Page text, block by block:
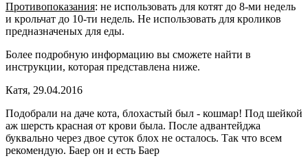
Противопоказания: не использовать для котят до 8-ми недель
и крольчат до 10-ти недель. Не использовать для кроликов
предназначеных для еды.
Более подробную информацию вы сможете найти в
инструкции, которая представлена ниже.
Катя, 29.04.2016
Подобрали на даче кота, блохастый был - кошмар! Под шейкой
аж шерсть красная от крови была. После адвантейджа
буквально через двое суток блох не осталось. Так что всем
рекомендую. Баер он и есть Баер